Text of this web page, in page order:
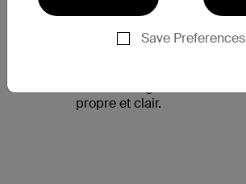
Save Preferences
chaque fois, tandis
propre et clair.